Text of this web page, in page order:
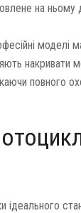
на ньому
моделі
накривати
повного
ідеального